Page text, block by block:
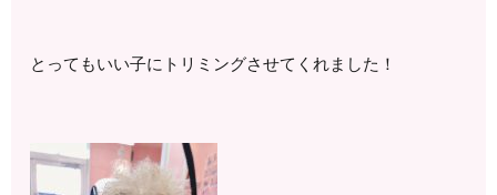
とってもいい子にトリミングさせてくれました！